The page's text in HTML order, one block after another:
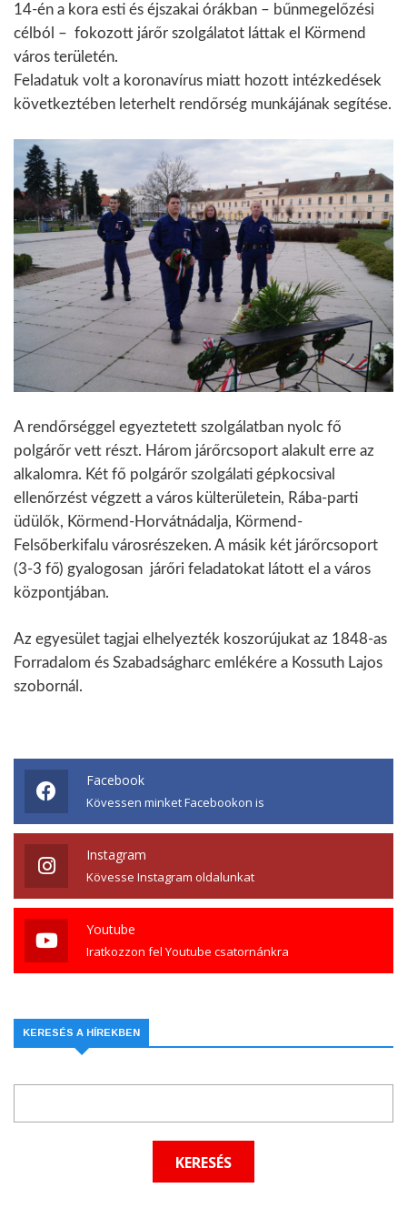
14-én a kora esti és éjszakai órákban – bűnmegelőzési
célból – fokozott járőr szolgálatot láttak el Körmend
város területén.
Feladatuk volt a koronavírus miatt hozott intézkedések
következtében leterhelt rendőrség munkájának segítése.
A rendőrséggel egyeztetett szolgálatban nyolc fő
polgárőr vett részt. Három járőrcsoport alakult erre az
alkalomra. Két fő polgárőr szolgálati gépkocsival
ellenőrzést végzett a város külterületein, Rába-parti
üdülők, Körmend-Horvátnádalja, Körmend-
Felsőberkifalu városrészeken. A másik két járőrcsoport
(3-3 fő) gyalogosan járőri feladatokat látott el a város
központjában.
Az egyesület tagjai elhelyezték koszorújukat az 1848-as
Forradalom és Szabadságharc emlékére a Kossuth Lajos
szobornál.
Facebook
Kövessen minket Facebookon is
Instagram
Kövesse Instagram oldalunkat
Youtube
Iratkozzon fel Youtube csatornánkra
KERESÉS A HÍREKBEN